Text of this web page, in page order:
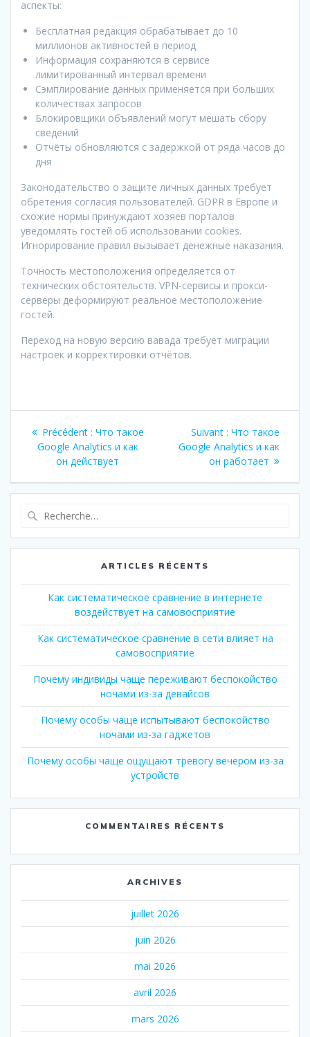
аспекты:
Бесплатная редакция обрабатывает до 10
миллионов активностей в период
Информация сохраняются в сервисе
лимитированный интервал времени
Сэмплирование данных применяется при больших
количествах запросов
Блокировщики объявлений могут мешать сбору
сведений
Отчёты обновляются с задержкой от ряда часов до
дня
Законодательство о защите личных данных требует
обретения согласия пользователей. GDPR в Европе и
схожие нормы принуждают хозяев порталов
уведомлять гостей об использовании cookies.
Игнорирование правил вызывает денежные наказания.
Точность местоположения определяется от
технических обстоятельств. VPN-сервисы и прокси-
серверы деформируют реальное местоположение
гостей.
Переход на новую версию вавада требует миграции
настроек и корректировки отчётов.
Navigation
de
l’article
Précédent : Article
précédent
:
Что такое
Google Analytics и как
он действует
Suivant : Article
suivant
:
Что такое
Google Analytics и как
он работает
:
ARTICLES RÉCENTS
Как систематическое сравнение в интернете
воздействует на самовосприятие
Как систематическое сравнение в сети влияет на
самовосприятие
Почему индивиды чаще переживают беспокойство
ночами из-за девайсов
Почему особы чаще испытывают беспокойство
ночами из-за гаджетов
Почему особы чаще ощущают тревогу вечером из-за
устройств
COMMENTAIRES RÉCENTS
ARCHIVES
juillet 2026
juin 2026
mai 2026
avril 2026
mars 2026